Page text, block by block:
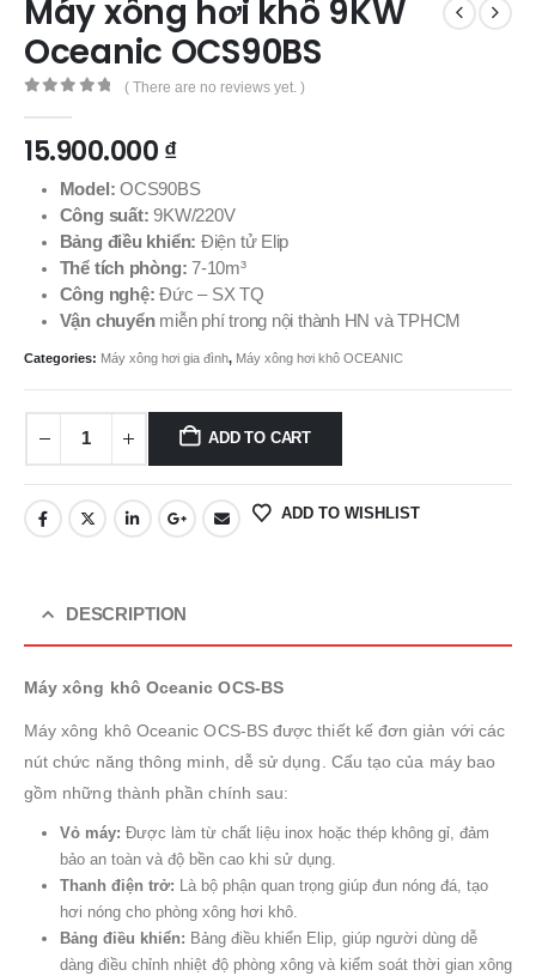
Máy xông hơi khô 9KW
Oceanic OCS90BS
( There are no reviews yet. )
15.900.000₫
Model: OCS90BS
Công suất: 9KW/220V
Bảng điều khiển: Điện tử Elip
Thể tích phòng: 7-10m³
Công nghệ:Đức – SX TQ
Vận chuyểnmiễn phí trong nội thành HN và TPHCM
Categories: Máy xông hơi gia đình, Máy xông hơi khô OCEANIC
ADD TO CART
ADD TO WISHLIST
DESCRIPTION
Máy xông khô Oceanic OCS-BS
Máy xông khô Oceanic OCS-BS được thiết kế đơn giản với các
nút chức năng thông minh, dễ sử dụng. Cấu tạo của máy bao
gồm những thành phần chính sau:
Vỏ máy: Được làm từ chất liệu inox hoặc thép không gỉ, đảm
bảo an toàn và độ bền cao khi sử dụng.
Thanh điện trở: Là bộ phận quan trọng giúp đun nóng đá, tạo
hơi nóng cho phòng xông hơi khô.
Bảng điều khiển: Bảng điều khiển Elip, giúp người dùng dễ
dàng điều chỉnh nhiệt độ phòng xông và kiểm soát thời gian xông